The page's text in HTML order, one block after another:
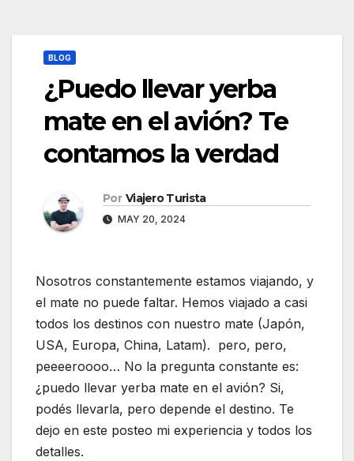
BLOG
¿Puedo llevar yerba
mate en el avión? Te
contamos la verdad
Por Viajero Turista
MAY 20, 2024
Nosotros constantemente estamos viajando, y
el mate no puede faltar. Hemos viajado a casi
todos los destinos con nuestro mate (Japón,
USA, Europa, China, Latam). pero, pero,
peeeeroooo… No la pregunta constante es:
¿puedo llevar yerba mate en el avión? Si,
podés llevarla, pero depende el destino. Te
dejo en este posteo mi experiencia y todos los
detalles.